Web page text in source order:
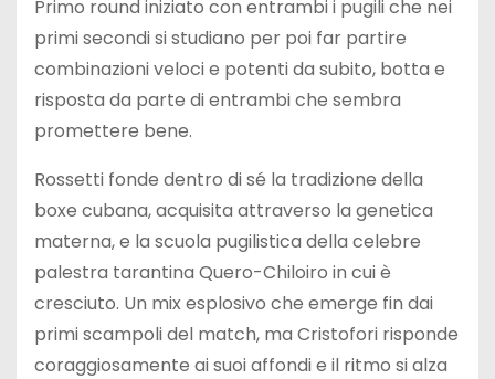
Primo round iniziato con entrambi i pugili che nei
primi secondi si studiano per poi far partire
combinazioni veloci e potenti da subito, botta e
risposta da parte di entrambi che sembra
promettere bene.
Rossetti fonde dentro di sé la tradizione della
boxe cubana, acquisita attraverso la genetica
materna, e la scuola pugilistica della celebre
palestra tarantina Quero-Chiloiro in cui è
cresciuto. Un mix esplosivo che emerge fin dai
primi scampoli del match, ma Cristofori risponde
coraggiosamente ai suoi affondi e il ritmo si alza